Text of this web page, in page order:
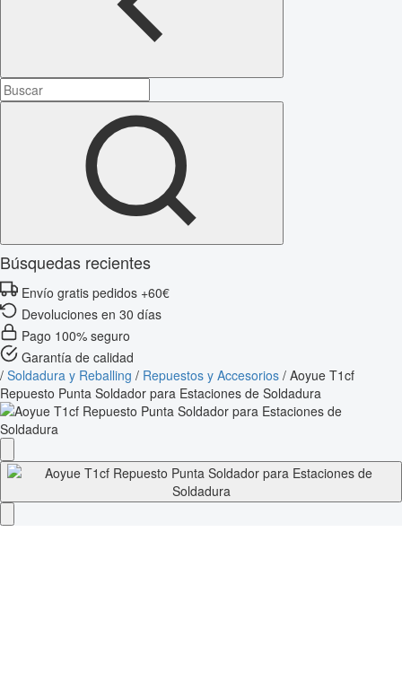
Búsquedas recientes
Envío gratis pedidos +60€
Devoluciones en 30 días
Pago 100% seguro
Garantía de calidad
/ Soldadura y Reballing / Repuestos y Accesorios / Aoyue T1cf
Repuesto Punta Soldador para Estaciones de Soldadura